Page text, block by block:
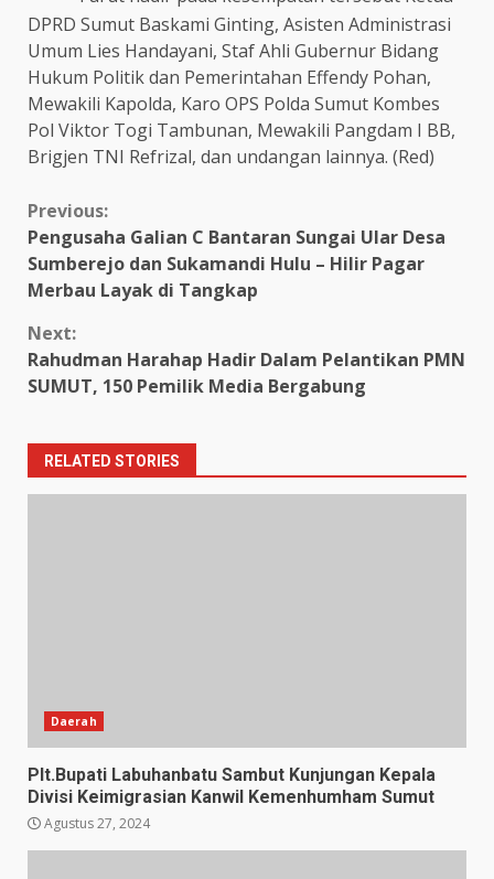
DPRD Sumut Baskami Ginting, Asisten Administrasi
Umum Lies Handayani, Staf Ahli Gubernur Bidang
Hukum Politik dan Pemerintahan Effendy Pohan,
Mewakili Kapolda, Karo OPS Polda Sumut Kombes
Pol Viktor Togi Tambunan, Mewakili Pangdam I BB,
Brigjen TNI Refrizal, dan undangan lainnya. (Red)
Continue
Reading
Previous:
Pengusaha Galian C Bantaran Sungai Ular Desa
Sumberejo dan Sukamandi Hulu – Hilir Pagar
Merbau Layak di Tangkap
Next:
Rahudman Harahap Hadir Dalam Pelantikan PMN
SUMUT, 150 Pemilik Media Bergabung
RELATED STORIES
Daerah
Plt.Bupati Labuhanbatu Sambut Kunjungan Kepala
Divisi Keimigrasian Kanwil Kemenhumham Sumut
Agustus 27, 2024